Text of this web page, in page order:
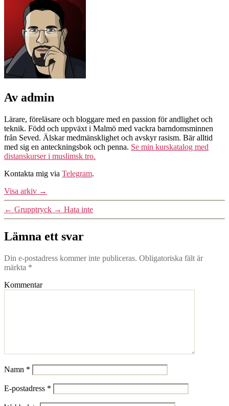
Av admin
Lärare, föreläsare och bloggare med en passion för andlighet och
teknik. Född och uppväxt i Malmö med vackra barndomsminnen
från Seved. Älskar medmänsklighet och avskyr rasism. Bär alltid
med sig en anteckningsbok och penna. Se min kurskatalog med
distanskurser i muslimsk tro.
Kontakta mig via Telegram.
Visa arkiv →
← Grupptryck → Hata inte
Lämna ett svar
Din e-postadress kommer inte publiceras. Obligatoriska fält är
märkta *
Kommentar
Namn *
E-postadress *